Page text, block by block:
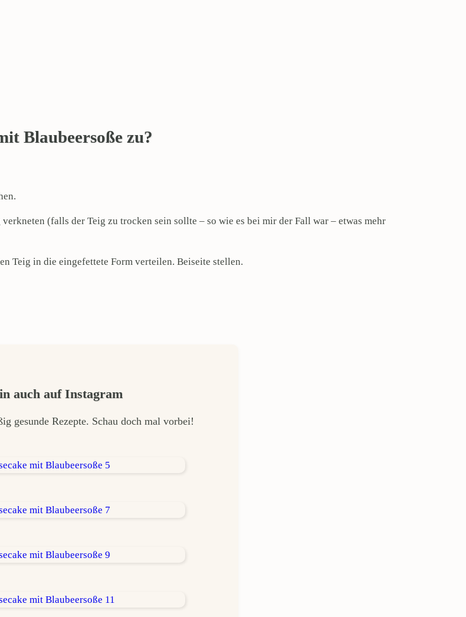
Blaubeersoße zu?
(falls der Teig zu trocken sein sollte – so wie es bei mir der Fall war – etwas mehr
Teig in die eingefettete Form verteilen. Beiseite stellen.
auch auf Instagram
gesunde Rezepte. Schau doch mal vorbei!